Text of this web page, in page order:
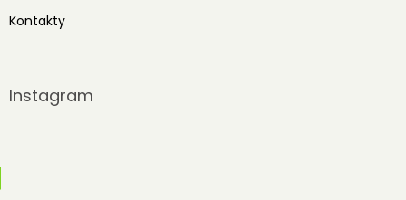
Kontakty
Instagram